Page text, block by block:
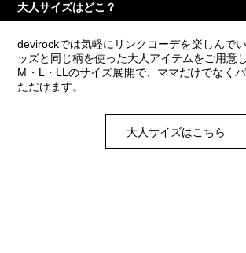
大人サイズはどこ？
devirockでは気軽にリンクコーデを楽しんで
ッズと同じ柄を使った大人アイテムをご用意
M・L・LLのサイズ展開で、ママだけでなく
ただけます。
大人サイズはこちら